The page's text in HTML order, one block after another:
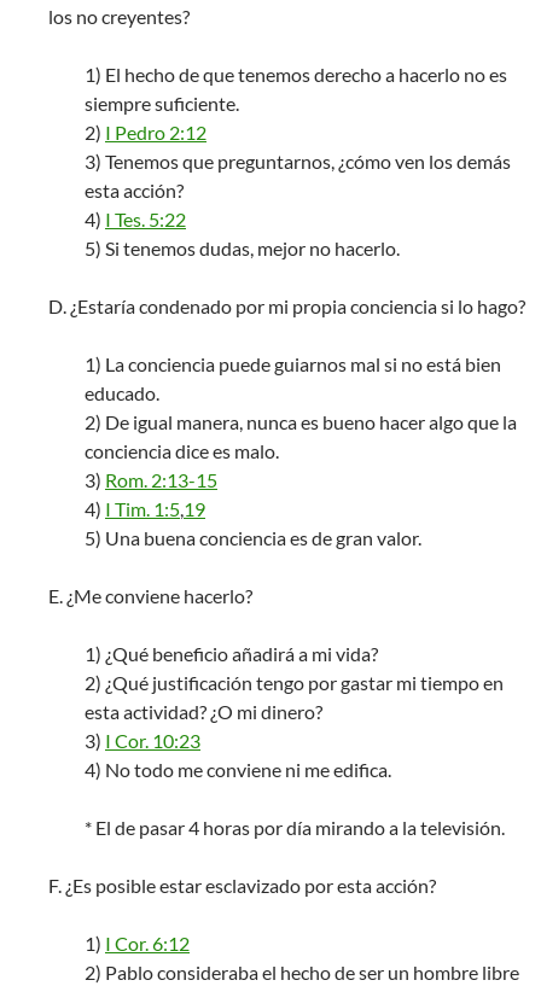
los no creyentes?
1) El hecho de que tenemos derecho a hacerlo no es
siempre suficiente.
2) I Pedro 2:12
3) Tenemos que preguntarnos, ¿cómo ven los demás
esta acción?
4) I Tes. 5:22
5) Si tenemos dudas, mejor no hacerlo.
D. ¿Estaría condenado por mi propia conciencia si lo hago?
1) La conciencia puede guiarnos mal si no está bien
educado.
2) De igual manera, nunca es bueno hacer algo que la
conciencia dice es malo.
3) Rom. 2:13-15
4) I Tim. 1:5 19
5) Una buena conciencia es de gran valor.
E. ¿Me conviene hacerlo?
1) ¿Qué beneficio añadirá a mi vida?
2) ¿Qué justificación tengo por gastar mi tiempo en
esta actividad? ¿O mi dinero?
3) I Cor. 10:23
4) No todo me conviene ni me edifica.
* El de pasar 4 horas por día mirando a la televisión.
F. ¿Es posible estar esclavizado por esta acción?
1) I Cor. 6:12
2) Pablo consideraba el hecho de ser un hombre libre